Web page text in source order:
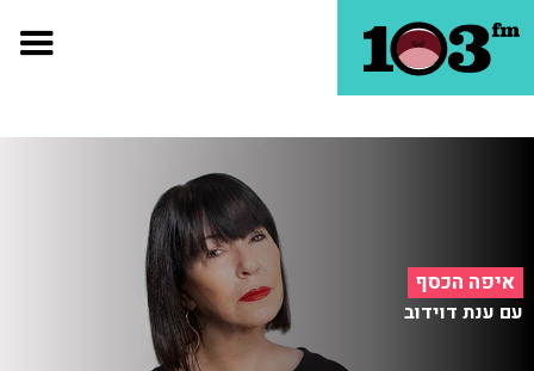
איפה הכסף
עם ענת דוידוב